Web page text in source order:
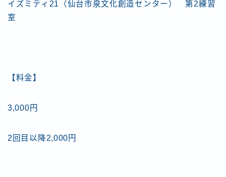
イズミティ21（仙台市泉文化創造センター） 第2練習
室
【料金】
3,000円
2回目以降2,000円